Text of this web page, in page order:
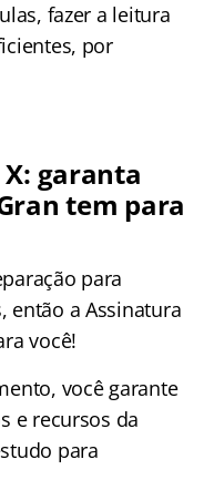
fazer a leitura
por
garanta
tem para
para
então a Assinatura
você!
você garante
e recursos da
para